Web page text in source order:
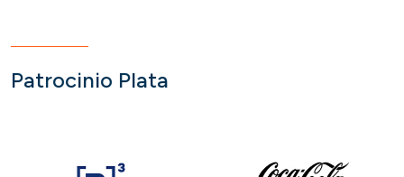
Patrocinio Plata